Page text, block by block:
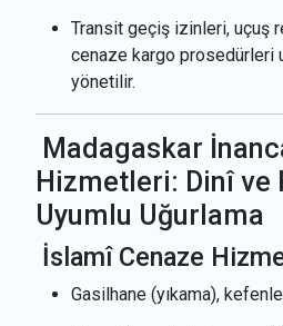
Transit geçiş izinleri, uçuş
cenaze kargo prosedürleri
yönetilir.
Madagaskar
Hizmetleri: Dinî ve
Uyumlu Uğurlama
İslamî Cenaze
Gasilhane (yıkama),